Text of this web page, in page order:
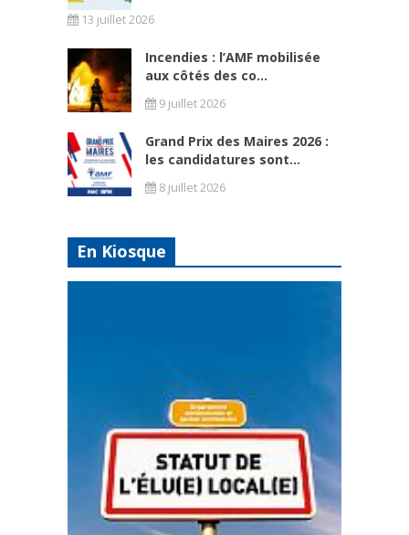
13 juillet 2026
Incendies : l’AMF mobilisée
aux côtés des co...
9 juillet 2026
Grand Prix des Maires 2026 :
les candidatures sont...
8 juillet 2026
En Kiosque